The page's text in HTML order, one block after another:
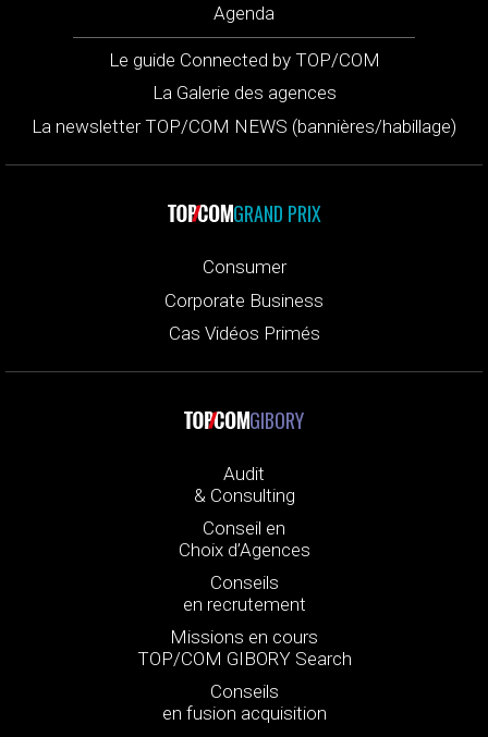
Agenda
Le guide Connected by TOP/COM
La Galerie des agences
La newsletter TOP/COM NEWS (bannières/habillage)
GRAND PRIX
Consumer
Corporate Business
Cas Vidéos Primés
GIBORY
Audit
& Consulting
Conseil en
Choix d’Agences
Conseils
en recrutement
Missions en cours
TOP/COM GIBORY Search
Conseils
en fusion acquisition